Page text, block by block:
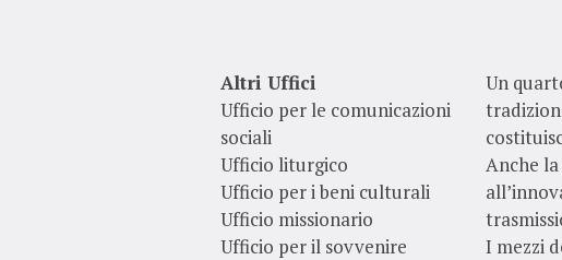
Altri Uffici
Ufficio per le comunicazioni
sociali
Ufficio liturgico
Ufficio per i beni culturali
Ufficio missionario
Ufficio per il sovvenire
Un
Anche
I mezzi